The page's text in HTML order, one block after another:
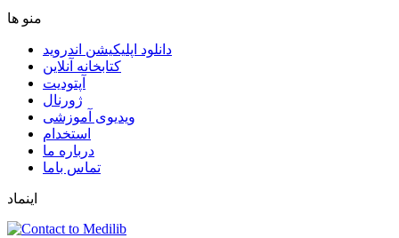
ﻣﻨﻮ ﻫﺎ
دانلود اپلیکیشن اندروید
ﮐﺘﺎﺑﺨﺎﻧﻪ ﺁﻧﻼﯾﻦ
ﺁﭘﺘﻮﺩﯾﺖ
ﮊﻭﺭﻧﺎﻝ
ویدیوی آموزشی
استخدام
درباره ما
ﺗﻤﺎﺱ ﺑﺎﻣﺎ
اینماد